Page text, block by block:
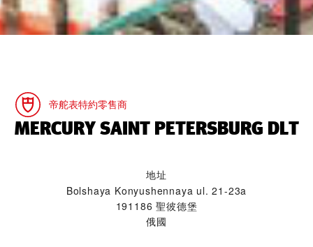
帝舵表特約零售商
‭MERCURY SAINT PETERSBURG DLT‬
地址
Bolshaya Konyushennaya ul. 21-23a
191186 聖彼德堡
俄國